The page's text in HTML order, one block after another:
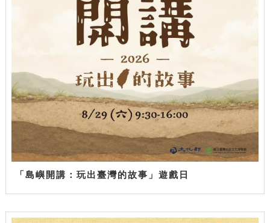
「島嶼開講：玩出臺灣的故事」遊戲日